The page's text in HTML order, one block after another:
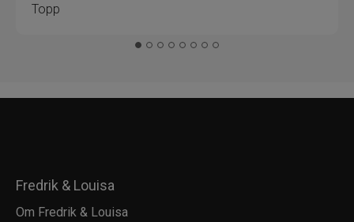
Topp
Fredrik & Louisa
Om Fredrik & Louisa